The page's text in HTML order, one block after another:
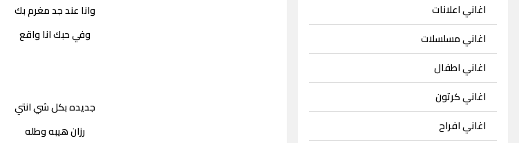
اغاني اعلانات
اغاني مسلسلات
اغاني اطفال
اغاني كرتون
اغاني افراح
وانا عند جد مغرم بك
وفي حبك انا واقع
جديده بكل شي انتي
رزان هيبه وطله